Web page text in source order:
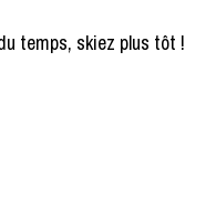
temps, skiez plus tôt !